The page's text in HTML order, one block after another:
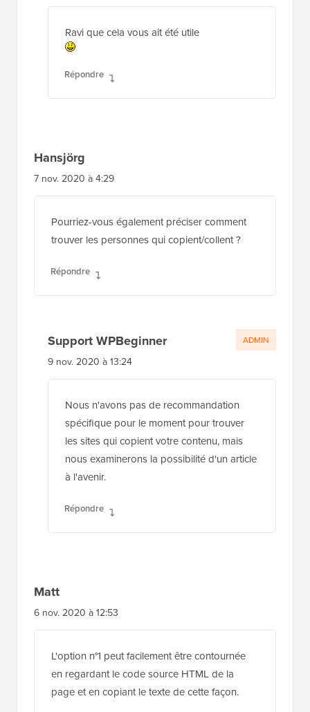
Ravi que cela vous ait été utile
Répondre
Hansjörg
7 nov. 2020 à 4:29
Pourriez-vous également préciser comment
trouver les personnes qui copient/collent ?
Répondre
Support WPBeginner
9 nov. 2020 à 13:24
Nous n'avons pas de recommandation
spécifique pour le moment pour trouver
les sites qui copient votre contenu, mais
nous examinerons la possibilité d'un article
à l'avenir.
Répondre
ADMIN
Matt
6 nov. 2020 à 12:53
L'option n°1 peut facilement être contournée
en regardant le code source HTML de la
page et en copiant le texte de cette façon.